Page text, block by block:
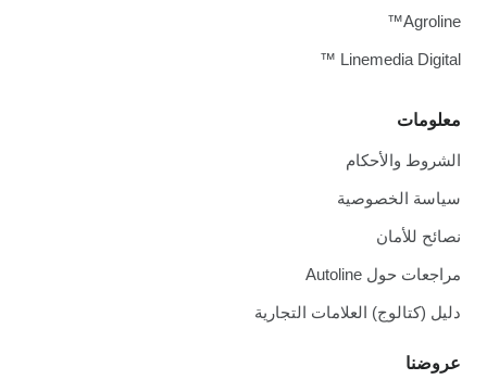
معلومات
الشروط والأحكام
سياسة الخصوصية
نصائح للأمان
مراجعات حول Autoline
دليل (كتالوج) العلامات التجارية
عروضنا
Agroline™
Linemedia Digital ™